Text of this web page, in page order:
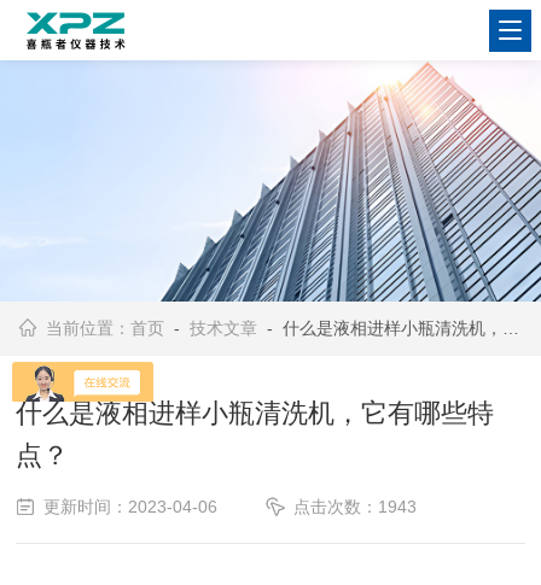
当前位置：首页 -技术文章 - 什么是液相进样小瓶清洗机，它有哪些特点？
什么是液相进样小瓶清洗机，它有哪些特
点？
更新时间：2023-04-06 点击次数：1943